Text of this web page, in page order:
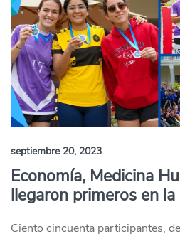
septiembre 20, 2023
Economía, Medicina
llegaron primeros en
Ciento cincuenta participantes,